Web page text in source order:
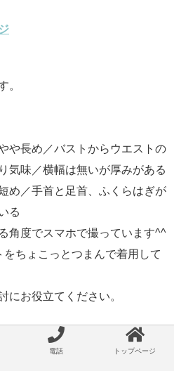
。
や長め／バストからウエストの
気味／横幅は無いが厚みがある
め／手首と足首、ふくらはぎが
る
角度でスマホで撮っています^^
ちょこっとつまんで着用して
にお役立てください。
電話 トップページ